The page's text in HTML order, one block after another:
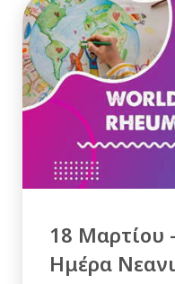
18 Μαρτίου
Ημέρα